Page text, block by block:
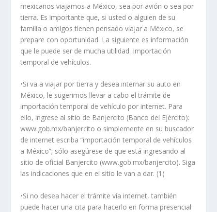
mexicanos viajamos a México, sea por avión o sea por
tierra. Es importante que, si usted o alguien de su
familia o amigos tienen pensado viajar a México, se
prepare con oportunidad. La siguiente es información
que le puede ser de mucha utilidad. Importación
temporal de vehículos.
•Si va a viajar por tierra y desea internar su auto en
México, le sugerimos llevar a cabo el trámite de
importación temporal de vehículo por internet. Para
ello, ingrese al sitio de Banjercito (Banco del Ejército):
www.gob.mx/banjercito o simplemente en su buscador
de internet escriba “importación temporal de vehículos
a México”; sólo asegúrese de que está ingresando al
sitio de oficial Banjercito (www.gob.mx/banjercito). Siga
las indicaciones que en el sitio le van a dar. (1)
•Si no desea hacer el trámite vía internet, también
puede hacer una cita para hacerlo en forma presencial